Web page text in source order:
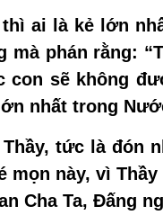
thì ai là kẻ lớn
phán rằng:
con sẽ không
nhất trong
tức là đón
này, vì Thầy
Cha Ta, Đấng